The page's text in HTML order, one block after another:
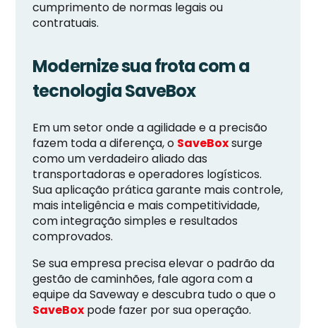
cumprimento de normas legais ou
contratuais.
Modernize sua frota com a
tecnologia SaveBox
Em um setor onde a agilidade e a precisão
fazem toda a diferença, o SaveBoxsurge
como um verdadeiro aliado das
transportadoras e operadores logísticos.
Sua aplicação prática garante mais controle,
mais inteligência e mais competitividade,
com integração simples e resultados
comprovados.
Se sua empresa precisa elevar o padrão da
gestão de caminhões, fale agora com a
equipe da Saveway e descubra tudo o que o
SaveBox pode fazer por sua operação.